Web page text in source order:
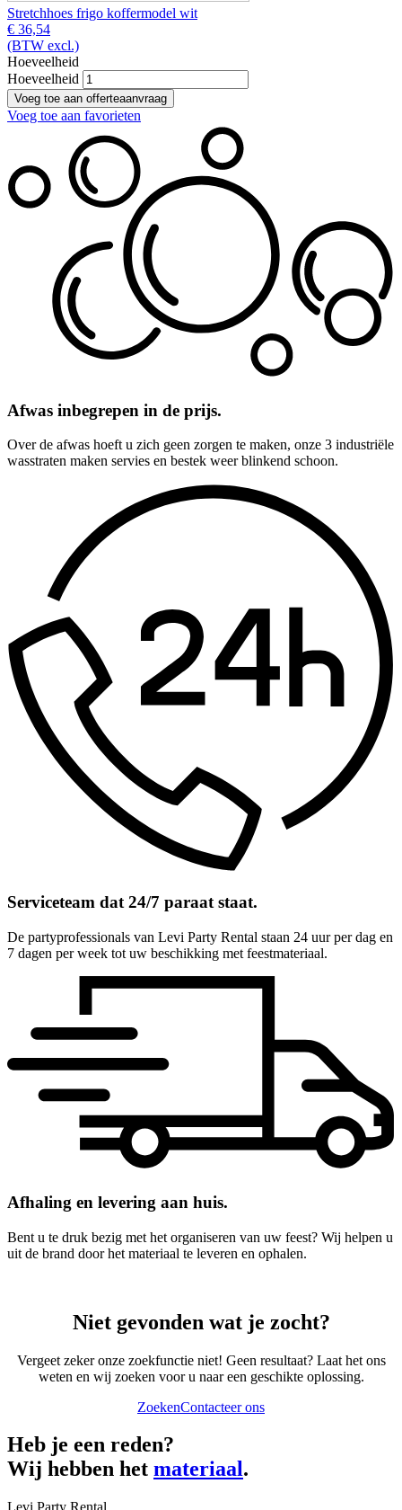
Stretchhoes frigo koffermodel wit
€ 36,54
(BTW excl.)
Hoeveelheid
Hoeveelheid
Voeg toe aan favorieten
Afwas inbegrepen in de prijs.
Over de afwas hoeft u zich geen zorgen te maken, onze 3 industriële
wasstraten maken servies en bestek weer blinkend schoon.
Serviceteam dat 24/7 paraat staat.
De partyprofessionals van Levi Party Rental staan 24 uur per dag en
7 dagen per week tot uw beschikking met feestmateriaal.
Afhaling en levering aan huis.
Bent u te druk bezig met het organiseren van uw feest? Wij helpen u
uit de brand door het materiaal te leveren en ophalen.
Niet gevonden wat je zocht?
Vergeet zeker onze zoekfunctie niet! Geen resultaat? Laat het ons
weten en wij zoeken voor u naar een geschikte oplossing.
ZoekenContacteer ons
Heb je een reden?
Wij hebben het materiaal.